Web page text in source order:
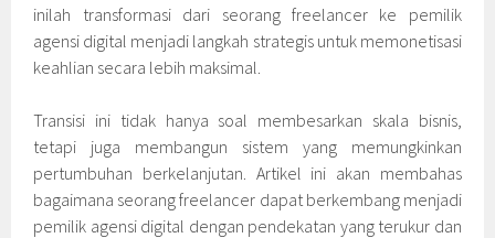
inilah transformasi dari seorang freelancer ke pemilik
agensi digital menjadi langkah strategis untuk memonetisasi
keahlian secara lebih maksimal.
Transisi ini tidak hanya soal membesarkan skala bisnis,
tetapi juga membangun sistem yang memungkinkan
pertumbuhan berkelanjutan. Artikel ini akan membahas
bagaimana seorang freelancer dapat berkembang menjadi
pemilik agensi digital dengan pendekatan yang terukur dan